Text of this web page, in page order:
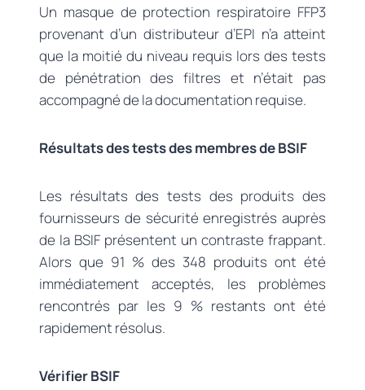
Un masque de protection respiratoire FFP3
provenant d’un distributeur d’EPI n’a atteint
que la moitié du niveau requis lors des tests
de pénétration des filtres et n’était pas
accompagné de la documentation requise.
Résultats des tests des membres de BSIF
Les résultats des tests des produits des
fournisseurs de sécurité enregistrés auprès
de la BSIF présentent un contraste frappant.
Alors que 91 % des 348 produits ont été
immédiatement acceptés, les problèmes
rencontrés par les 9 % restants ont été
rapidement résolus.
Vérifier BSIF